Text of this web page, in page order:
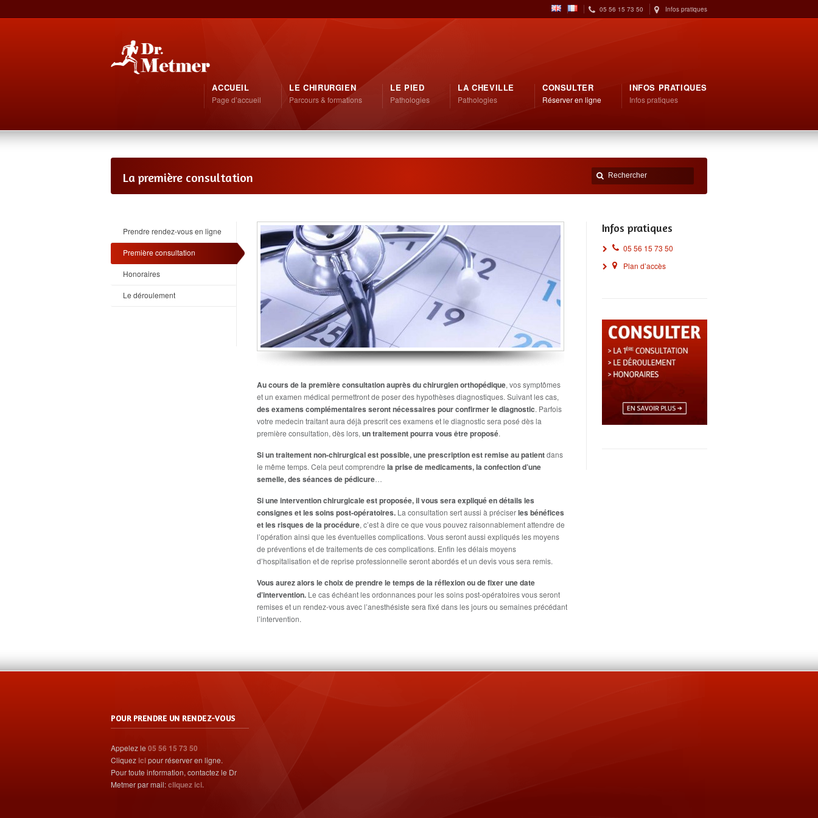
05 56 15 73 50 Infos pratiques
ACCUEIL
Page d’accueil
LE CHIRURGIEN
Parcours & formations
LE PIED
Pathologies
LA CHEVILLE
Pathologies
CONSULTER
Réserver en ligne
INFOS PRATIQUES
Infos pratiques
La première consultation
Prendre rendez-vous en ligne
Première consultation
Honoraires
Le déroulement
Au cours de la première consultation auprès du chirurgien orthopédique, vos symptômes
et un examen médical permettront de poser des hypothèses diagnostiques. Suivant les cas,
des examens complémentaires seront nécessaires pour confirmer le diagnostic. Parfois
votre medecin traitant aura déjà prescrit ces examens et le diagnostic sera posé dès la
première consultation, dès lors, un traitement pourra vous être proposé.
Si un traitement non-chirurgical est possible, une prescription est remise au patientdans
le même temps. Cela peut comprendre la prise de medicaments, la confection d’une
semelle, des séances de pédicure
Si une intervention chirurgicale est proposée, il vous sera expliqué en détails les
consignes et les soins post-opératoires. La consultation sert aussi à préciserles bénéfices
et les risques de la procédure, c’est à dire ce que vous pouvez raisonnablement attendre de
l’opération ainsi que les éventuelles complications. Vous seront aussi expliqués les moyens
de préventions et de traitements de ces complications. Enfin les délais moyens
d’hospitalisation et de reprise professionnelle seront abordés et un devis vous sera remis.
Vous aurez alors le choix de prendre le temps de la réflexion ou de fixer une date
d’intervention. Le cas échéant les ordonnances pour les soins post-opératoires vous seront
remises et un rendez-vous avec l’anesthésiste sera fixé dans les jours ou semaines précédant
l’intervention.
Infos pratiques
05 56 15 73 50
Plan d’accès
POUR PRENDRE UN RENDEZ-VOUS
Appelez le 05 56 15 73 50
Cliquez icipour réserver en ligne.
Pour toute information, contactez le Dr
Metmer par mail:cliquez ici.